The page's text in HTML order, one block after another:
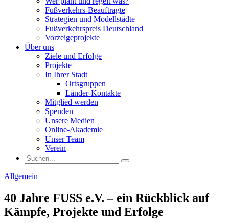
Fußverkehrs-Beauftragte
Strategien und Modellstädte
Fußverkehrspreis Deutschland
Vorzeigeprojekte
Über uns
Ziele und Erfolge
Projekte
In Ihrer Stadt
Ortsgruppen
Länder-Kontakte
Mitglied werden
Spenden
Unsere Medien
Online-Akademie
Unser Team
Verein
Allgemein
40 Jahre FUSS e.V. – ein Rückblick auf
Kämpfe, Projekte und Erfolge